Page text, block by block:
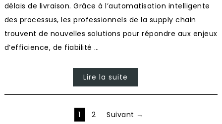
délais de livraison. Grâce à l’automatisation intelligente
des processus, les professionnels de la supply chain
trouvent de nouvelles solutions pour répondre aux enjeux
d’efficience, de fiabilité …
Lire la suite
Pagination1 2 Suivant →